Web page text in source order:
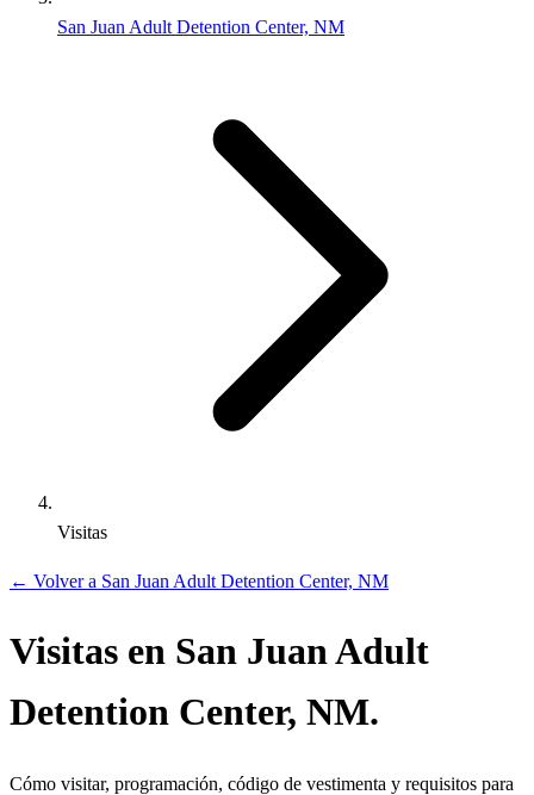
San Juan Adult Detention Center, NM
Visitas
← Volver a San Juan Adult Detention Center, NM
Visitas en San Juan Adult
Detention Center, NM.
Cómo visitar, programación, código de vestimenta y requisitos para